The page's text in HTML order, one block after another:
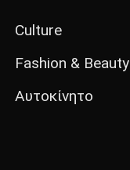
Culture
Fashion & Beauty
Αυτοκίνητο